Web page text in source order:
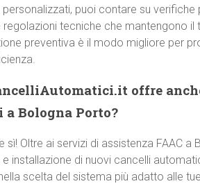
puoi contare su
tecniche che mantengono
preventiva è il modo migliore per
offre
Bologna Porto?
sì! Oltre ai servizi di assistenza FAAC
installazione di nuovi cancelli
scelta del sistema più adatto alle